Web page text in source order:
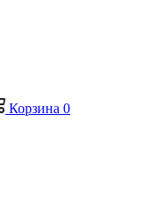
Корзина 0